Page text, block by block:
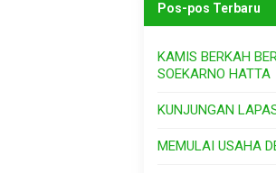
Pos-pos Terbaru
KAMIS BERKAH
SOEKARNO HATTA
KUNJUNGAN
MEMULAI USAHA